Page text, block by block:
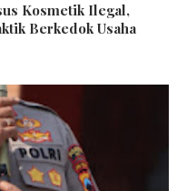
Kosmetik Ilegal,
Berkedok Usaha